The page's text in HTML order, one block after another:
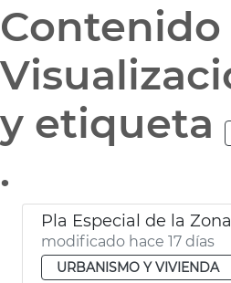
Contenido
y etiqueta
.
modificado hace 17 días
URBANISMO Y VIVIENDA